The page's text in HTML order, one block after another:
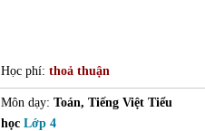
Học phí: thoả thuận
Môn dạy: Toán, Tiếng Việt Tiểu
học Lớp 4